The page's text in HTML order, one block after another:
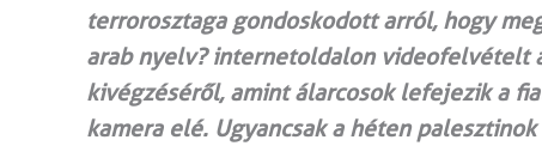
terrorosztaga gondoskodott arról, hogy
arab nyelv? internetoldalon videofelvételt
kivégzéséről, amint álarcosok lefejezik a
kamera elé. Ugyancsak a héten